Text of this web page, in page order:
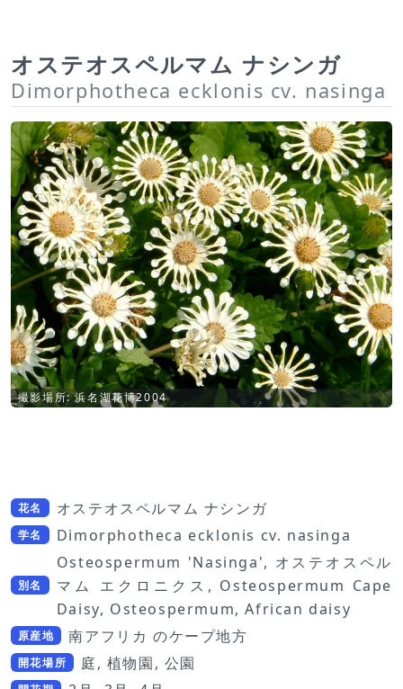
オステオスペルマム ナシンガ
Dimorphotheca ecklonis cv. nasinga
撮影場所: 浜名湖花博2004
花名 オステオスペルマム ナシンガ
学名 Dimorphotheca ecklonis cv. nasinga
別名
Osteospermum 'Nasinga', オステオスペル
マム エクロニクス, Osteospermum Cape
Daisy, Osteospermum, African daisy
原産地 南アフリカ のケープ地方
開花場所 庭, 植物園, 公園